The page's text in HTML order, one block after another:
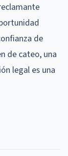
de
de cateo, una
legal es una